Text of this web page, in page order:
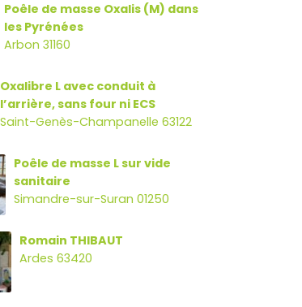
Poêle de masse Oxalis (M) dans
les Pyrénées
Arbon 31160
Oxalibre L avec conduit à
l’arrière, sans four ni ECS
Saint-Genès-Champanelle 63122
Poêle de masse L sur vide
sanitaire
Simandre-sur-Suran 01250
Romain THIBAUT
Ardes 63420